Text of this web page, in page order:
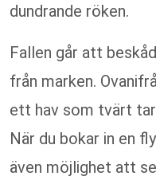
dundrande röken.
Fallen går att
från marken.
ett hav som tvärt
När du bokar in en
även möjlighet att